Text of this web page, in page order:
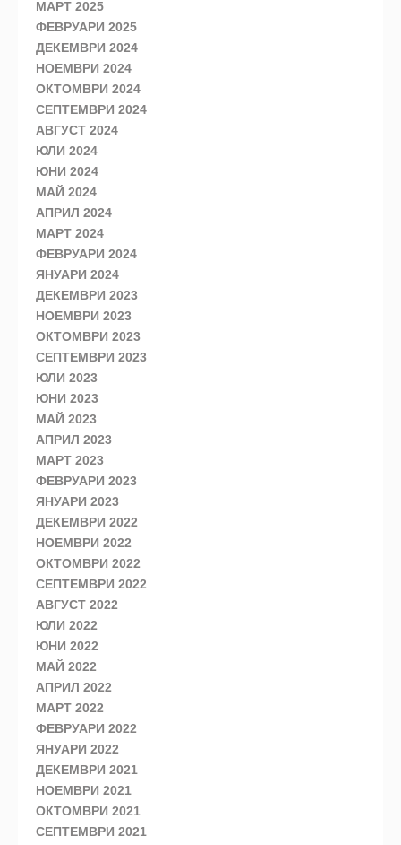
МАРТ 2025
ФЕВРУАРИ 2025
ДЕКЕМВРИ 2024
НОЕМВРИ 2024
ОКТОМВРИ 2024
СЕПТЕМВРИ 2024
АВГУСТ 2024
ЮЛИ 2024
ЮНИ 2024
МАЙ 2024
АПРИЛ 2024
МАРТ 2024
ФЕВРУАРИ 2024
ЯНУАРИ 2024
ДЕКЕМВРИ 2023
НОЕМВРИ 2023
ОКТОМВРИ 2023
СЕПТЕМВРИ 2023
ЮЛИ 2023
ЮНИ 2023
МАЙ 2023
АПРИЛ 2023
МАРТ 2023
ФЕВРУАРИ 2023
ЯНУАРИ 2023
ДЕКЕМВРИ 2022
НОЕМВРИ 2022
ОКТОМВРИ 2022
СЕПТЕМВРИ 2022
АВГУСТ 2022
ЮЛИ 2022
ЮНИ 2022
МАЙ 2022
АПРИЛ 2022
МАРТ 2022
ФЕВРУАРИ 2022
ЯНУАРИ 2022
ДЕКЕМВРИ 2021
НОЕМВРИ 2021
ОКТОМВРИ 2021
СЕПТЕМВРИ 2021